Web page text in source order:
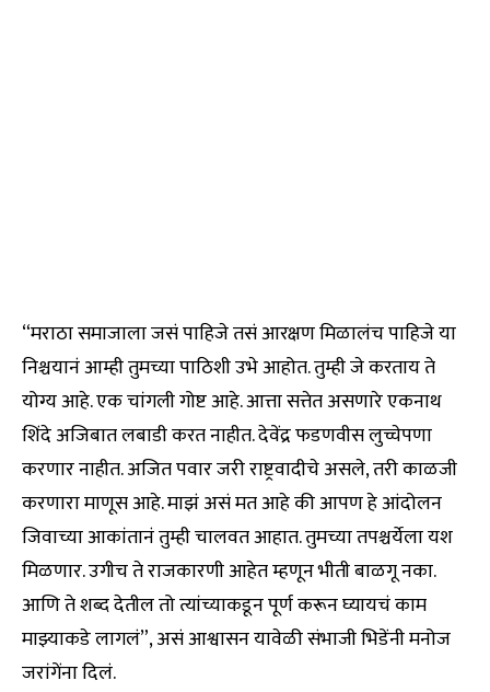
“मराठा समाजाला जसं पाहिजे तसं आरक्षण मिळालंच पाहिजे या
निश्चयानं आम्ही तुमच्या पाठिशी उभे आहोत. तुम्ही जे करताय ते
योग्य आहे. एक चांगली गोष्ट आहे. आत्ता सत्तेत असणारे एकनाथ
शिंदे अजिबात लबाडी करत नाहीत. देवेंद्र फडणवीस लुच्चेपणा
करणार नाहीत. अजित पवार जरी राष्ट्रवादीचे असले, तरी काळजी
करणारा माणूस आहे. माझं असं मत आहे की आपण हे आंदोलन
जिवाच्या आकांतानं तुम्ही चालवत आहात. तुमच्या तपश्चर्येला यश
मिळणार. उगीच ते राजकारणी आहेत म्हणून भीती बाळगू नका.
आणि ते शब्द देतील तो त्यांच्याकडून पूर्ण करून घ्यायचं काम
माझ्याकडे लागलं”, असं आश्वासन यावेळी संभाजी भिडेंनी मनोज
जरांगेंना दिलं.